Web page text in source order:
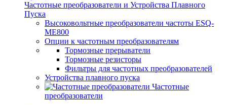
Частотные преобразователи и Устройства Плавного
Пуска
Высоковольтные преобразователи частоты ESQ-
ME800
Опции к частотным преобразователям
Тормозные прерыватели
Тормозные резисторы
Фильтры для частотных преобразователей
Устройства плавного пуска
Частотные
преобразователи